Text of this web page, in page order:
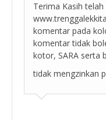
Terima Kasih
komentar pada
komentar tidak
kotor, SARA serta
tidak mengzinkan